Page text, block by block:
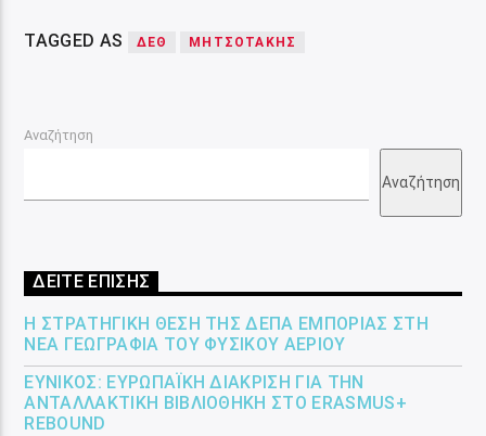
TAGGED AS ΔΕΘ ΜΗΤΣΟΤΆΚΗΣ
Αναζήτηση
Αναζήτηση
ΔΕΙΤΕ ΕΠΙΣΗΣ
Η ΣΤΡΑΤΗΓΙΚΉ ΘΈΣΗ ΤΗΣ ΔΕΠΑ ΕΜΠΟΡΊΑΣ ΣΤΗ
ΝΈΑ ΓΕΩΓΡΑΦΊΑ ΤΟΥ ΦΥΣΙΚΟΎ ΑΕΡΊΟΥ
ΕΎΝΙΚΟΣ: ΕΥΡΩΠΑΪΚΉ ΔΙΆΚΡΙΣΗ ΓΙΑ ΤΗΝ
ΑΝΤΑΛΛΑΚΤΙΚΉ ΒΙΒΛΙΟΘΉΚΗ ΣΤΟ ERASMUS+
REBOUND